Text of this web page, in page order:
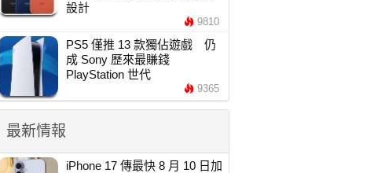
設計
9810
PS5 僅推 13 款獨佔遊戲 仍
成 Sony 歷來最賺錢
PlayStation 世代
9365
最新情報
iPhone 17 傳最快 8 月 10 日加